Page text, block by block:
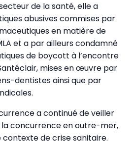
de la santé, elle a
abusives commises par
en matière de
et a par ailleurs condamné
de boycott à l’encontre
mises en œuvre par
dentistes ainsi que par
a continué de veiller
concurrence en outre-mer,
de crise sanitaire.